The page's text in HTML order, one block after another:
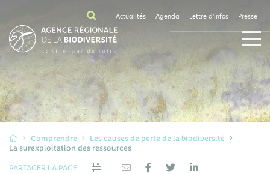
Actualités Agenda Lettre d'infos Presse
Comprendre
Les causes de perte de la biodiversité
La surexploitation des ressources
PARTAGER LA PAGE